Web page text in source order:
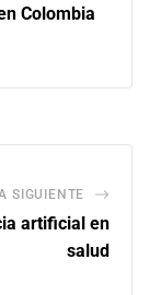
Colombia
SIGUIENTE
artificial en
salud